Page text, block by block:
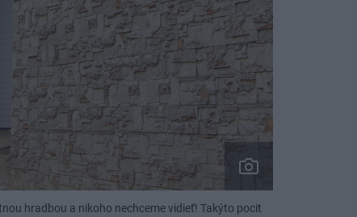
hradbou a nikoho nechceme vidieť! Takýto pocit